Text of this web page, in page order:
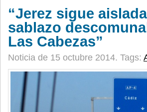
“Jerez sigue
sablazo
Las Cabezas”
Noticia de 15 octubre 2014. Tags: